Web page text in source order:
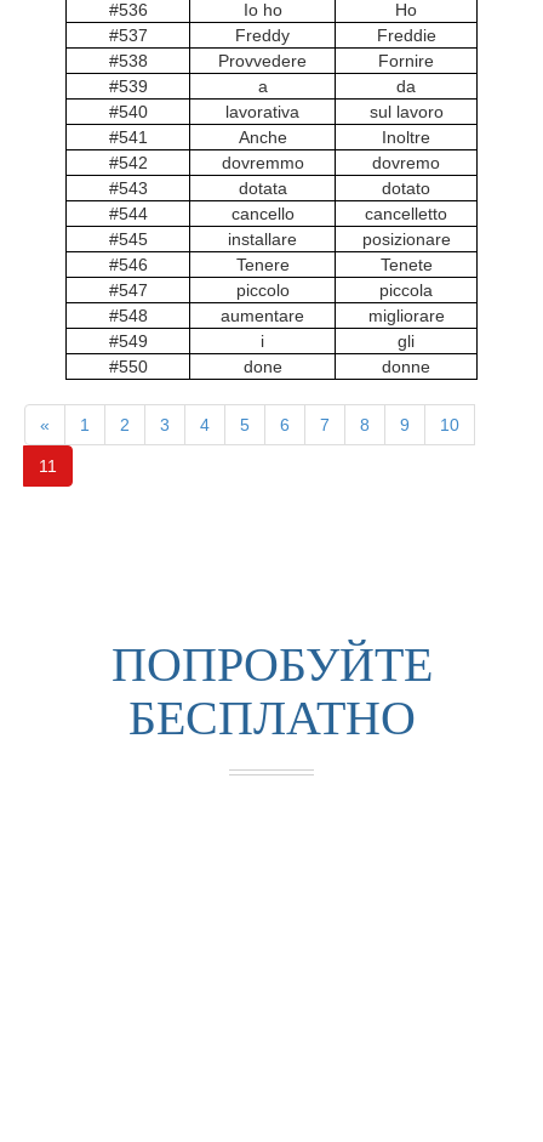
#536
Io ho
Ho
#537
Freddy
Freddie
#538
Provvedere
Fornire
#539
a
da
#540
lavorativa
sul lavoro
#541
Anche
Inoltre
#542
dovremmo
dovremo
#543
dotata
dotato
#544
cancello
cancelletto
#545
installare
posizionare
#546
Tenere
Tenete
#547
piccolo
piccola
#548
aumentare
migliorare
#549
i
gli
#550
done donne
« 1 2 3 4 5 6 7 8 9 10
11
ПОПРОБУЙТЕ
БЕСПЛАТНО